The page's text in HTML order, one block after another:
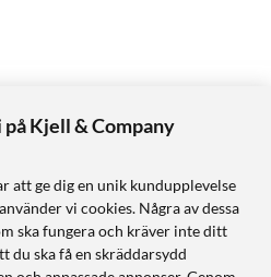
på Kjell & Company
att ge dig en unik kundupplevelse
vi cookies. Några av dessa
ska fungera och kräver inte ditt
du ska få en skräddarsydd